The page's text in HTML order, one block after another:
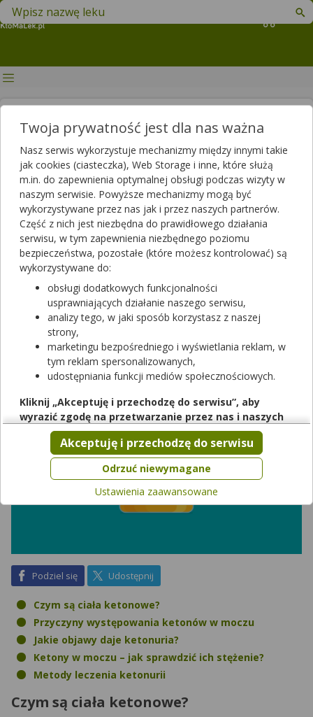
Koszyk
Znajdź lek w swojej okolicy
Czego objawem są ketony w
moczu?
Publikacja: 2020-01-31 13:52 Aktualizacja: 2025-06-03 14:20
Jednym z pośrednich produktów procesów metabolicznych
tłuszczów są ciała ketonowe. Mogą one być obecne w surowicy
krwi oraz moczu. W pierwszym przypadku ich niski poziom jest
stanem fizjologicznym, jednak obecność ketonów w moczu
może być objawem stanu chorobowego. Co może być
powodem występowania ketonów w moczu?
Autor
Podziel sięna FacebookUdostępnij
Artykuł rekomendowany przez:
magister farmacji Bartłomiej Łuczyński
Czym są ciała ketonowe?
Przyczyny występowania ketonów w moczu
Jakie objawy daje ketonuria?
Ketony w moczu – jak sprawdzić ich stężenie?
Metody leczenia ketonurii
Czym są ciała ketonowe?
Twoja prywatność jest dla nas ważna
Nasz serwis wykorzystuje mechanizmy między innymi takie
jak cookies (ciasteczka), Web Storage i inne, które służą
m.in. do zapewnienia optymalnej obsługi podczas wizyty w
naszym serwisie. Powyższe mechanizmy mogą być
wykorzystywane przez nas jak i przez naszych partnerów.
Część z nich jest niezbędna do prawidłowego działania
serwisu, w tym zapewnienia niezbędnego poziomu
bezpieczeństwa, pozostałe (które możesz kontrolować) są
wykorzystywane do:
obsługi dodatkowych funkcjonalności
usprawniających działanie naszego serwisu,
analizy tego, w jaki sposób korzystasz z naszej
strony,
marketingu bezpośredniego i wyświetlania reklam, w
tym reklam spersonalizowanych,
udostępniania funkcji mediów społecznościowych.
Kliknij „Akceptuję i przechodzę do serwisu”, aby
wyrazić zgodę na przetwarzanie przez nas i naszych
partnerów Twoich danych w powyższych celach.
Pamiętaj, że wyrażenie zgody jest dobrowolne, a wyrażoną
zgodę możesz w każdej chwili cofnąć, możesz też wycofać
zgodę na przetwarzanie Twoich danych tylko w niektórych
celach. Jeżeli chcesz dowiedzieć się więcej lub chcesz
przeprowadzić konfigurację szczegółową, to możesz tego
Serwisu.
Odrzuć niewymagane
Akceptuję i przechodzę do serwisu
Ustawienia zaawansowane